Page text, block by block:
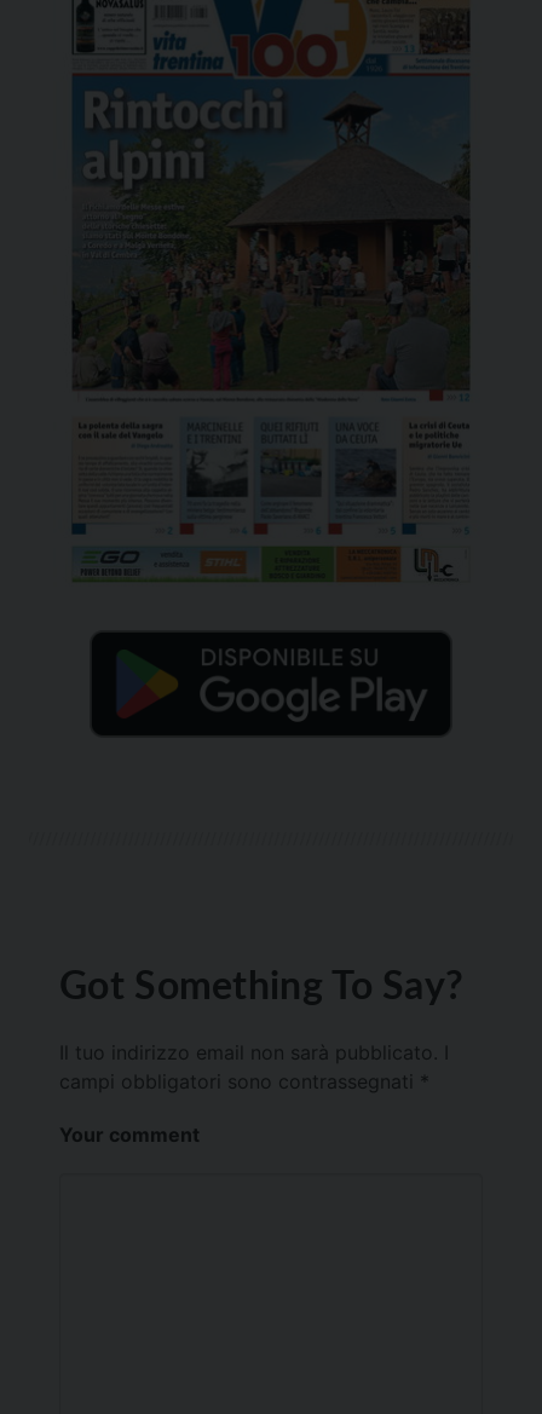
Got Something To Say?
Il tuo indirizzo email non sarà pubblicato.
campi obbligatori sono contrassegnati *
Your comment